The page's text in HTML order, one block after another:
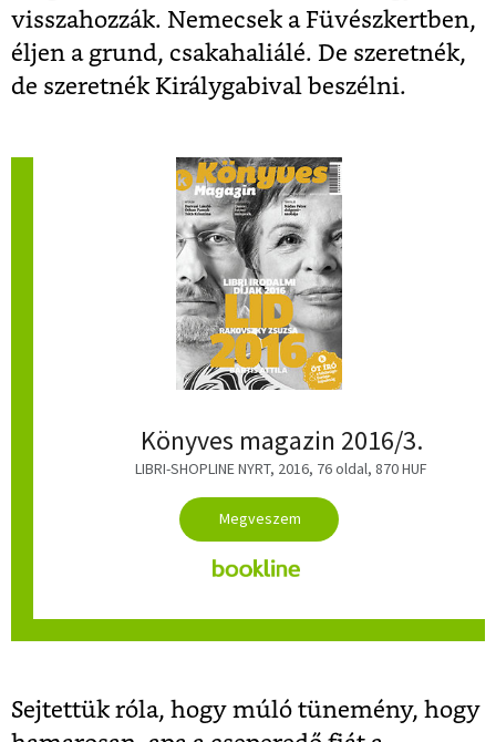
visszahozzák. Nemecsek a Füvészkertben,
éljen a grund, csakahaliálé. De szeretnék,
de szeretnék Királygabival beszélni.
Könyves magazin 2016/3.
LIBRI-SHOPLINE NYRT, 2016, 76 oldal, 870 HUF
Sejtettük róla, hogy múló tünemény, hogy